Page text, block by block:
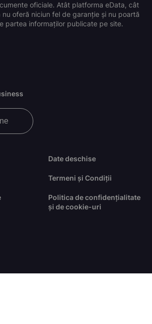
oficiale. Atât platforma eData, cât
nu oferă niciun fel de garanție și nu poartă
partea informaților publicate pe site.
Date deschise
Termeni și Condiții
Politica de confidențialitate
și de cookie-uri